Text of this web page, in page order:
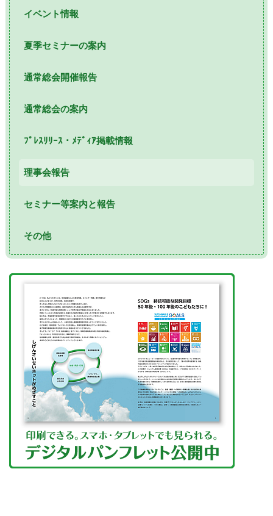
イベント情報
夏季セミナーの案内
通常総会開催報告
通常総会の案内
ﾌﾟﾚｽﾘﾘｰｽ・ﾒﾃﾞｨｱ掲載情報
理事会報告
セミナー等案内と報告
その他